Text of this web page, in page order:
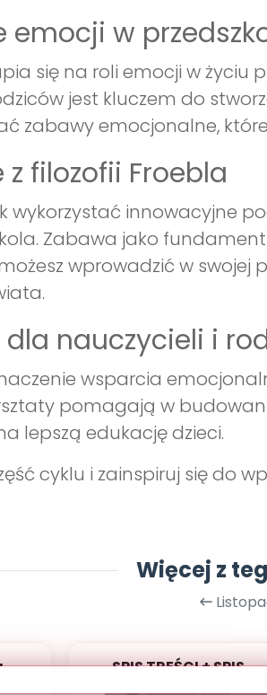
emocji w
się na roli emocji w życiu
jest kluczem do
zabawy emocjonalne,
filozofii Froebla
wykorzystać innowacyjne
Zabawa jako
wprowadzić w swojej
nauczycieli i
wsparcia
pomagają w
lepszą edukację dzieci.
cyklu i zainspiruj się do
Więcej z
SPIS TREŚCI + SPIS